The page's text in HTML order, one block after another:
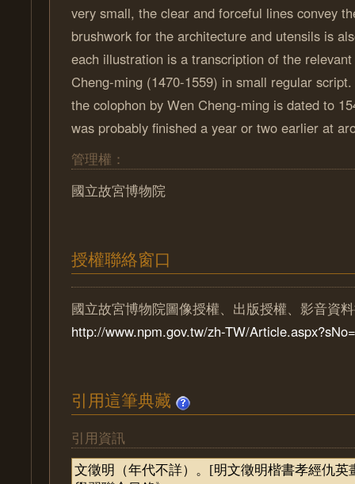
very small, the clear and forceful lines convey
brushwork for the architecture and utensils is
each illustration is a transcription of the
Cheng-ming (1470-1559) in small regular
the colophon by Wen Cheng-ming is dated to
was probably finished a year or two earlier at
管理權：
國立故宮博物院
授權聯絡窗口
國立故宮博物院圖像授權、出版授權、影音資
http://www.npm.gov.tw/zh-TW/
引用這筆典藏
引用資訊